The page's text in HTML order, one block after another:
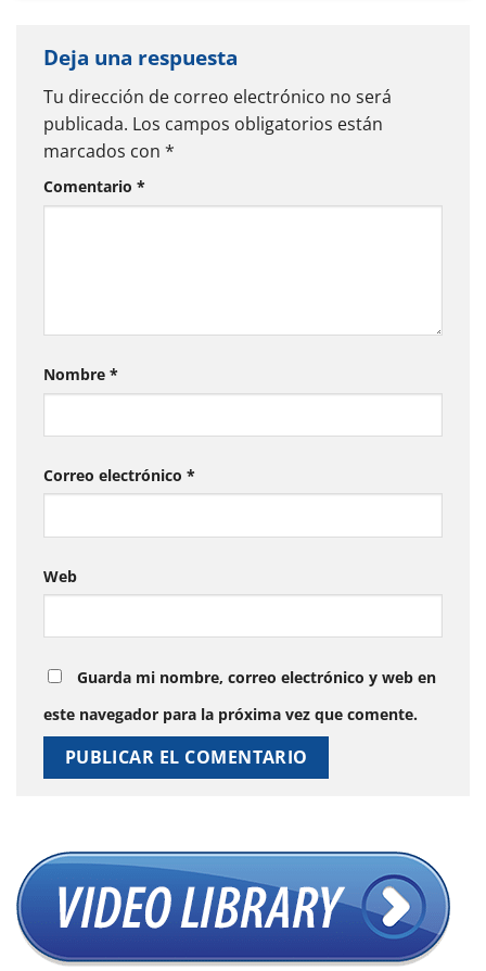
Deja una respuesta
Tu dirección de correo electrónico no será
publicada. Los campos obligatorios están
marcados con *
Comentario *
Nombre *
Correo electrónico *
Web
Guarda mi nombre, correo electrónico y web en
este navegador para la próxima vez que comente.